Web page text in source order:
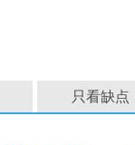
只看缺点